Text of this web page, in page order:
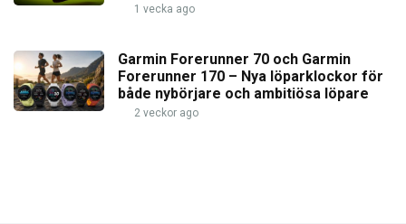
1 vecka ago
Garmin Forerunner 70 och Garmin
Forerunner 170 – Nya löparklockor för
både nybörjare och ambitiösa löpare
2 veckor ago